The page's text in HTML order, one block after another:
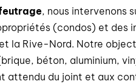
, nous intervenons
(condos) et des
la Rive-Nord. Notre
béton, aluminium,
attendu du joint et aux